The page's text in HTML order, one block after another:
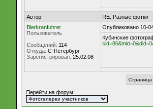
Автор
RE: Разные фотки
Bierkranfuhrer
Пользователь
Сообщений: 114
Откуда: С-Петербург
Зарегистрирован: 25.02.08
Опубликовано 10-
Кубинские
Страница
Перейти на форум: